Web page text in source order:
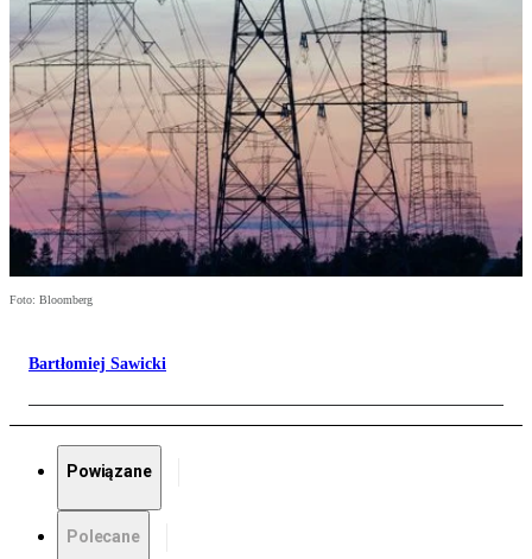
Foto: Bloomberg
Bartłomiej Sawicki
Powiązane
Polecane